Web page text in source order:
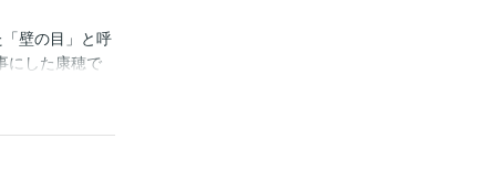
壁の目」と呼
にした康穂で